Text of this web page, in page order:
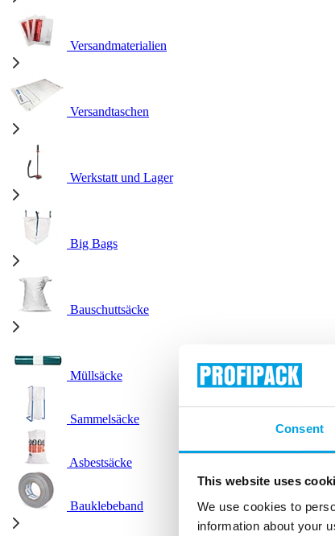
Consent
This website uses
We use cookies to
information about your
Versandmaterialien
Versandtaschen
Werkstatt und Lager
Big Bags
Bauschuttsäcke
Müllsäcke
Sammelsäcke
Asbestsäcke
Bauklebeband